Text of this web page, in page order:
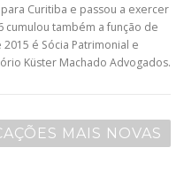
Curitiba e passou a exercer
cumulou também a função de
é Sócia Patrimonial e
Küster Machado Advogados.
MAIS NOVAS